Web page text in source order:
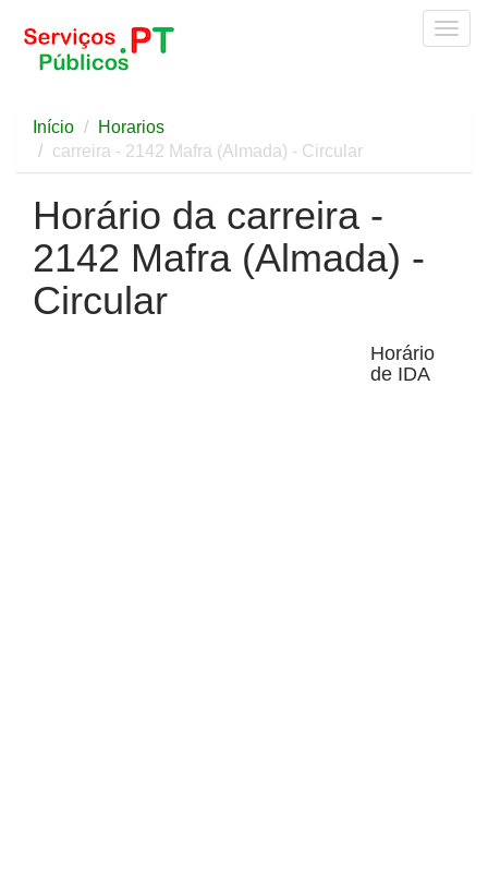
Início
Horarios
carreira - 2142 Mafra (Almada) - Circular
Horário da carreira -
2142 Mafra (Almada) -
Circular
Horário
de IDA